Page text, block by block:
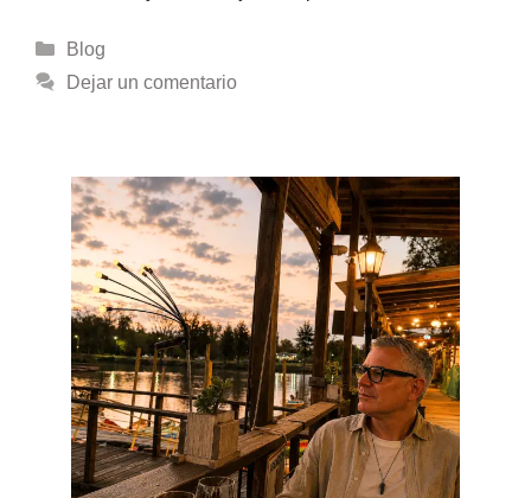
Categorías
Blog
Dejar un comentario